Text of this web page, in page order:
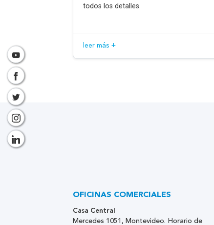
todos los detalles.
leer más +
OFICINAS COMERCIALES
Casa Central
Mercedes 1051, Montevideo. Horario de